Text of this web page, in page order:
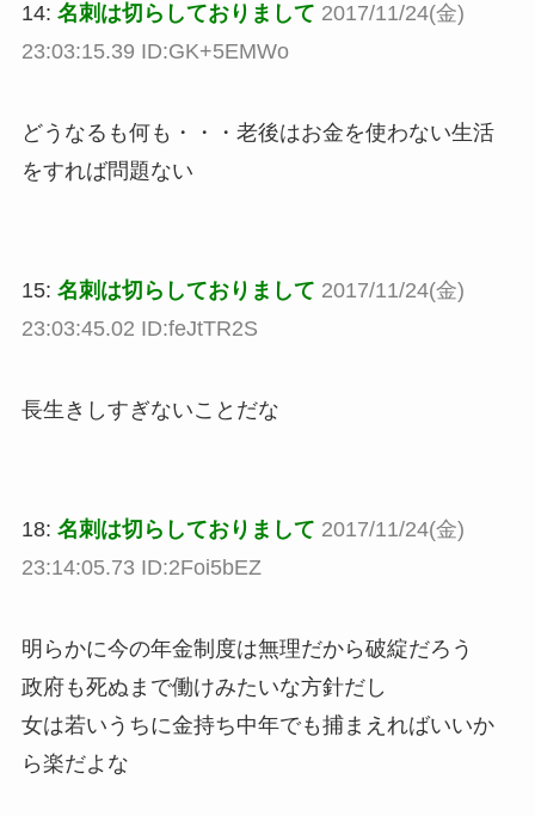
14: 名刺は切らしておりまして 2017/11/24(金)
23:03:15.39 ID:GK+5EMWo
どうなるも何も・・・老後はお金を使わない生活
をすれば問題ない
15: 名刺は切らしておりまして 2017/11/24(金)
23:03:45.02 ID:feJtTR2S
長生きしすぎないことだな
18: 名刺は切らしておりまして 2017/11/24(金)
23:14:05.73 ID:2Foi5bEZ
明らかに今の年金制度は無理だから破綻だろう
政府も死ぬまで働けみたいな方針だし
女は若いうちに金持ち中年でも捕まえればいいか
ら楽だよな